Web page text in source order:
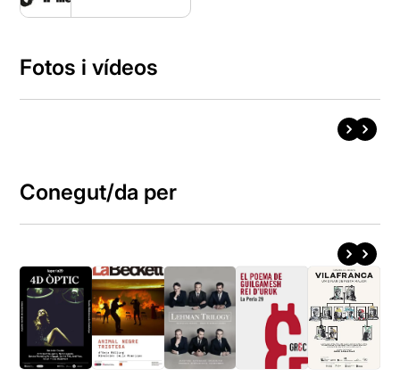
Fotos i vídeos
Conegut/da per